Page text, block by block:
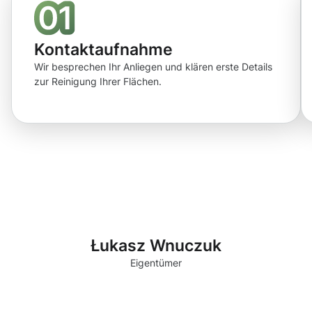
Kontaktaufnahme
Wir besprechen Ihr Anliegen und klären erste Details
zur Reinigung Ihrer Flächen.
Łukasz Wnuczuk
Eigentümer